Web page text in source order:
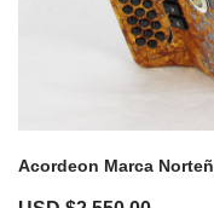
Acordeon Marca